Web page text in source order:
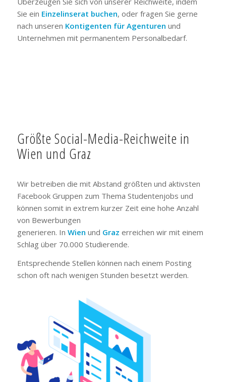
Sie ein Einzelinserat buchen, oder fragen Sie gerne
nach unseren Kontigenten für Agenturen und
Unternehmen mit permanentem Personalbedarf.
Größte Social-Media-Reichweite in
Wien und Graz
Wir betreiben die mit Abstand größten und aktivsten
Facebook Gruppen zum Thema Studentenjobs und
können somit in extrem kurzer Zeit eine hohe Anzahl
von Bewerbungen
generieren. In Wien und Graz erreichen wir mit einem
Schlag über 70.000 Studierende.
Entsprechende Stellen können nach einem Posting
schon oft nach wenigen Stunden besetzt werden.